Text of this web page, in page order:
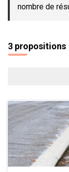
nombre de
3 propositions